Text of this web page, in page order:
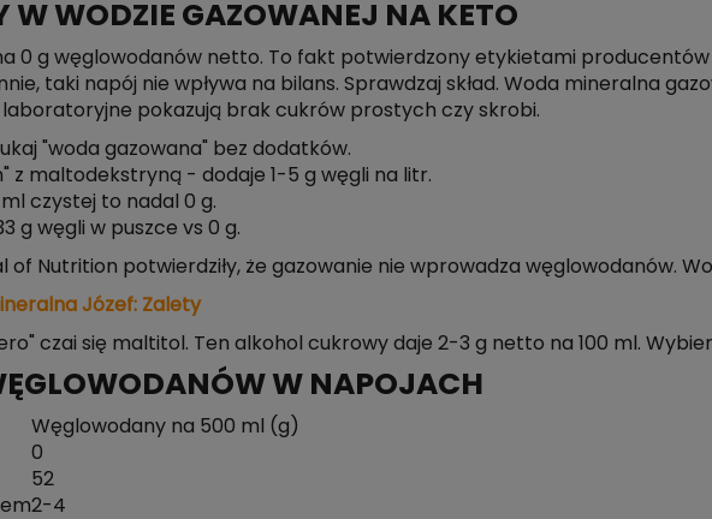
W WODZIE GAZOWANEJ NA KETO
0 g węglowodanów netto. To fakt potwierdzony etykietami producentów
taki napój nie wpływa na bilans. Sprawdzaj skład. Woda mineralna
laboratoryjne pokazują brak cukrów prostych czy skrobi.
"woda gazowana" bez dodatków.
z maltodekstryną - dodaje 1-5 g węgli na litr.
czystej to nadal 0 g.
g węgli w puszce vs 0 g.
of Nutrition potwierdziły, że gazowanie nie wprowadza węglowodanów.
Józef: Zalety
czai się maltitol. Ten alkohol cukrowy daje 2-3 g netto na 100 ml.
W NAPOJACH
Węglowodany na 500 ml (g)
0
52
2-4